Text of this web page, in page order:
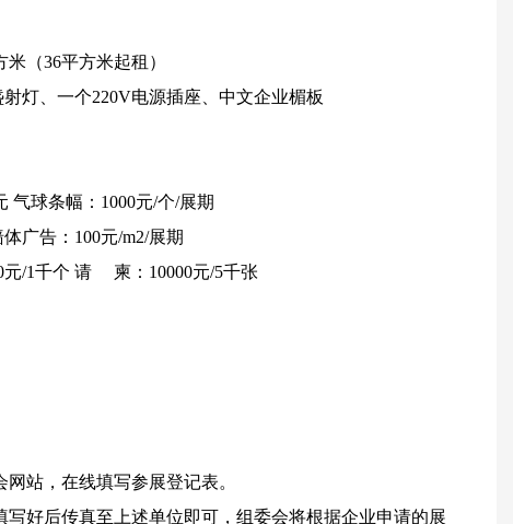
（36平方米起租）
灯、一个220V电源插座、中文企业楣板
球条幅：1000元/个/展期
广告：100元/m2/展期
元/1千个 请 柬：10000元/5千张
站，在线填写参展登记表。
好后传真至上述单位即可，组委会将根据企业申请的展